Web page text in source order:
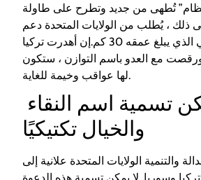
تُطهى من جديد وتطرح على طاولة
ذلك ، يُطلب من الولايات المتحدة دعم
الممر الأمني ​​التركي الذي يبلغ عمقه 30 كم.إن أهدرت تركيا
مع العدو باسم التوازن ، ستكون
لها عواقب وخيمة للغاية.
والخيال تكتيكيًا
والتنمية الولايات المتحدة علانية إلى
تركيا وسوريا. لا يمكن تسمية هذه الدعوة